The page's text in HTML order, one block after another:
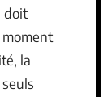
doit
moment
la